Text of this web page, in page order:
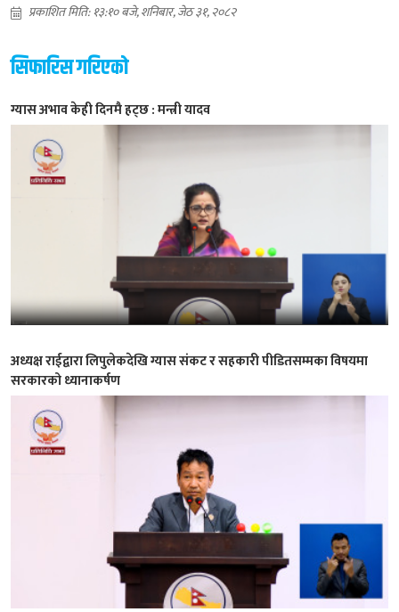
प्रकाशित मिति: १३:१० बजे, शनिबार, जेठ ३१, २०८२
सिफारिस गरिएको
ग्यास अभाव केही दिनमै हट्छ : मन्त्री यादव
अध्यक्ष राईद्वारा लिपुलेकदेखि ग्यास संकट र सहकारी पीडितसम्मका विषयमा
सरकारको ध्यानाकर्षण